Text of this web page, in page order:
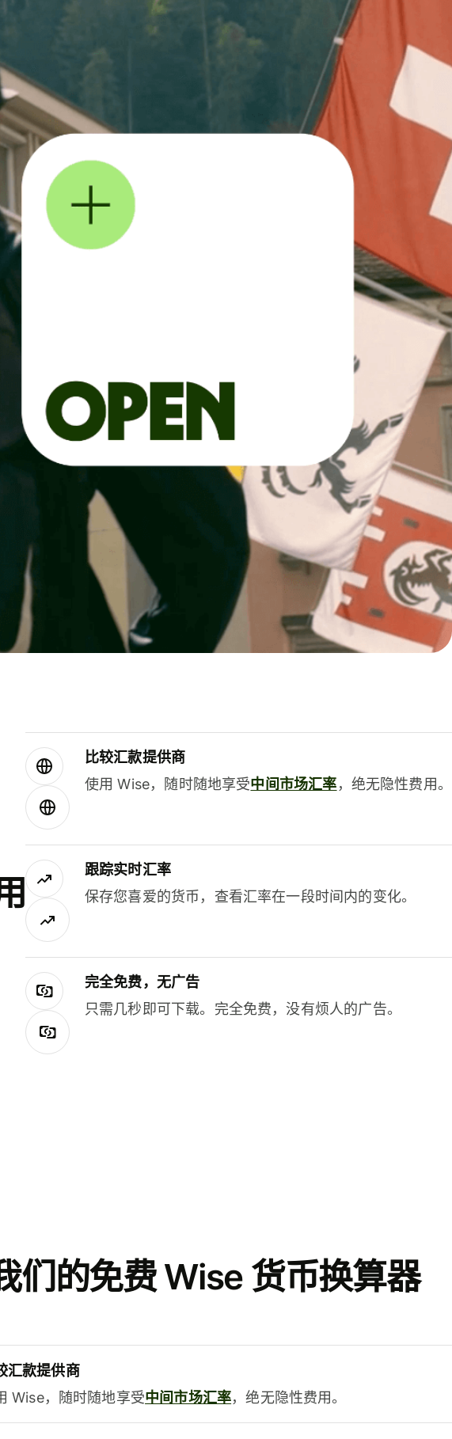
比较汇款提供商
使用 Wise，随时随地享受中间市场汇率，绝无隐性费用。
跟踪实时汇率
保存您喜爱的货币，查看汇率在一段时间内的变化。
完全免费，无广告
只需几秒即可下载。完全免费，没有烦人的广告。
们的免费 Wise 货币换算器
汇款提供商
Wise，随时随地享受中间市场汇率，绝无隐性费用。